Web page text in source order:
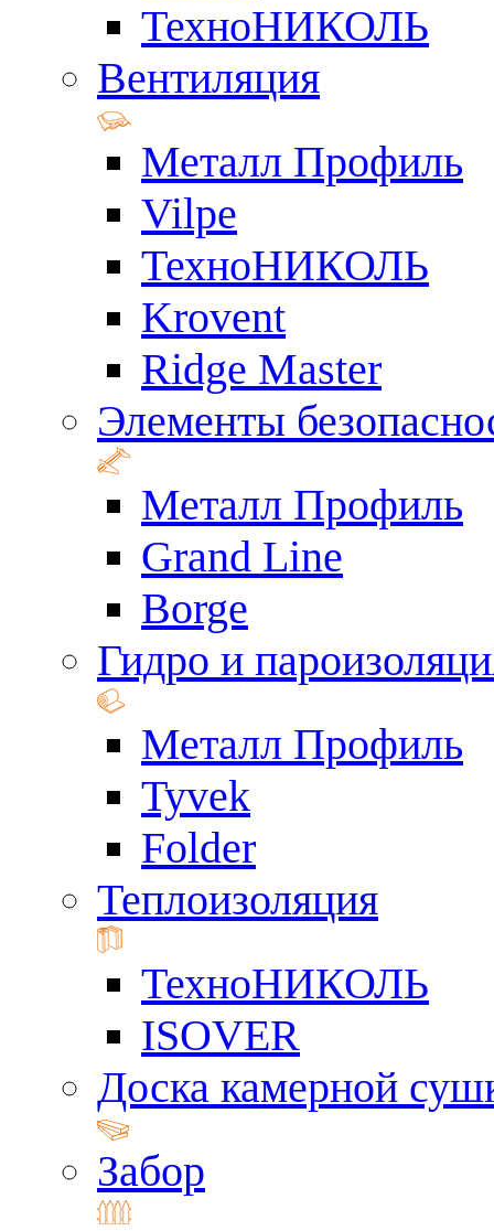
ТехноНИКОЛЬ
Вентиляция
Металл Профиль
Vilpe
ТехноНИКОЛЬ
Krovent
Ridge Master
Элементы
Металл Профиль
Grand Line
Borge
Гидро и
Металл Профиль
Tyvek
Folder
Теплоизоляция
ТехноНИКОЛЬ
ISOVER
Доска камерной
Забор